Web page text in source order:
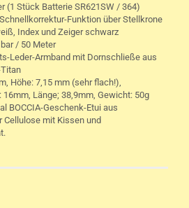
(1 Stück Batterie SR621SW / 364)
Funktion über Stellkrone
Index und Zeiger schwarz
/ 50 Meter
Leder-Armband mit Dornschließe aus
Höhe: 7,15 mm (sehr flach!),
Länge; 38,9mm, Gewicht: 50g
BOCCIA-Geschenk-Etui aus
mit Kissen und